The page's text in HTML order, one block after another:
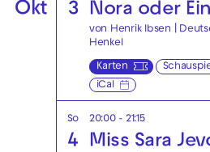
Okt 3 Nora oder
von Henrik Ibsen |
Henkel
Karten
iCal
So
4
20:00 - 21:15
Miss Sara